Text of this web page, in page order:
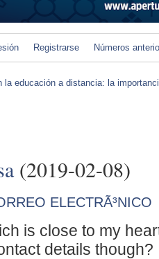
Registrarse Números
la educación a distancia: la
(2019-02-08)
ELECTRÃ³NICO
is close to my
details though?